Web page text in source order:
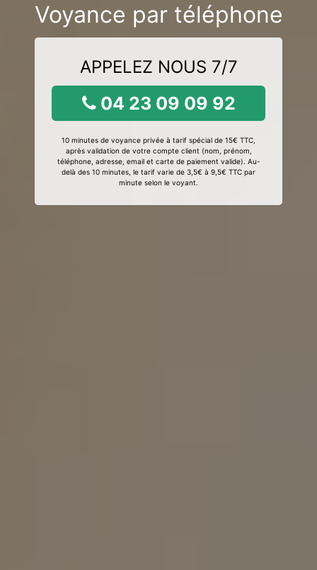
Voyance par téléphone
APPELEZ NOUS 7/7
04 23 09 09 92
10 minutes de voyance privée à tarif spécial de 15€ TTC,
après validation de votre compte client (nom, prénom,
téléphone, adresse, email et carte de paiement valide). Au-
delà des 10 minutes, le tarif varie de 3,5€ à 9,5€ TTC par
minute selon le voyant.